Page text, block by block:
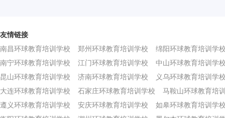
友情链接
南昌环球教育培训学校
郑州环球教育培训学校
绵阳环球教育培训学
南宁环球教育培训学校
江门环球教育培训学校
中山环球教育培训学
昆山环球教育培训学校
济南环球教育培训学校
义乌环球教育培训学
大连环球教育培训学校
石家庄环球教育培训学校
马鞍山环球教育培
遵义环球教育培训学校
安庆环球教育培训学校
如皋环球教育培训学